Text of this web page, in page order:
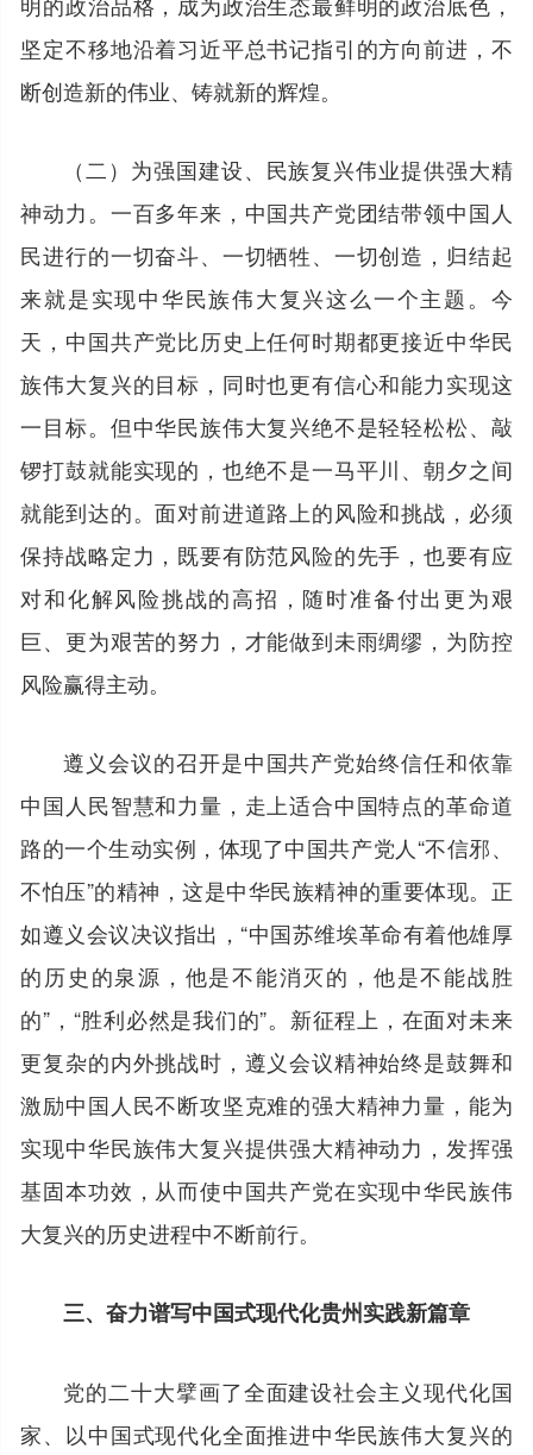
坚定不移地沿着习近平总书记指引的方向前进，不
断创造新的伟业、铸就新的辉煌。
（二）为强国建设、民族复兴伟业提供强大精
神动力。一百多年来，中国共产党团结带领中国人
民进行的一切奋斗、一切牺牲、一切创造，归结起
来就是实现中华民族伟大复兴这么一个主题。今
天，中国共产党比历史上任何时期都更接近中华民
族伟大复兴的目标，同时也更有信心和能力实现这
一目标。但中华民族伟大复兴绝不是轻轻松松、敲
锣打鼓就能实现的，也绝不是一马平川、朝夕之间
就能到达的。面对前进道路上的风险和挑战，必须
保持战略定力，既要有防范风险的先手，也要有应
对和化解风险挑战的高招，随时准备付出更为艰
巨、更为艰苦的努力，才能做到未雨绸缪，为防控
风险赢得主动。
遵义会议的召开是中国共产党始终信任和依靠
中国人民智慧和力量，走上适合中国特点的革命道
路的一个生动实例，体现了中国共产党人“不信邪、
不怕压”的精神，这是中华民族精神的重要体现。正
如遵义会议决议指出，“中国苏维埃革命有着他雄厚
的历史的泉源，他是不能消灭的，他是不能战胜
的”，“胜利必然是我们的”。新征程上，在面对未来
更复杂的内外挑战时，遵义会议精神始终是鼓舞和
激励中国人民不断攻坚克难的强大精神力量，能为
实现中华民族伟大复兴提供强大精神动力，发挥强
基固本功效，从而使中国共产党在实现中华民族伟
大复兴的历史进程中不断前行。
三、奋力谱写中国式现代化贵州实践新篇章
党的二十大擘画了全面建设社会主义现代化国
家、以中国式现代化全面推进中华民族伟大复兴的